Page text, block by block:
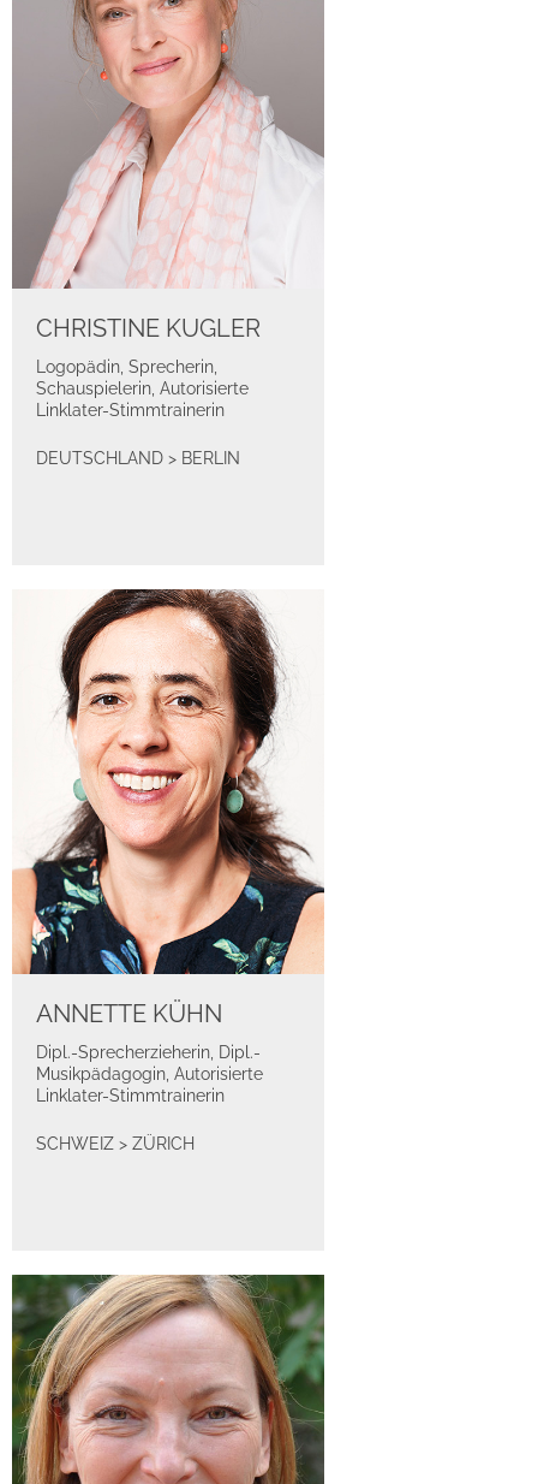
CHRISTINE KUGLER
Logopädin, Sprecherin,
Schauspielerin, Autorisierte
Linklater-Stimmtrainerin
DEUTSCHLAND > BERLIN
ANNETTE KÜHN
Dipl.-Sprecherzieherin, Dipl.-
Musikpädagogin, Autorisierte
Linklater-Stimmtrainerin
SCHWEIZ > ZÜRICH